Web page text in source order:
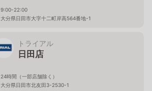
9:00-22:00
大分県日田市大字十二町岸高564番地-1
トライアル
日田店
24時間（一部店舗除く）
大分県日田市北友田3-2530-1